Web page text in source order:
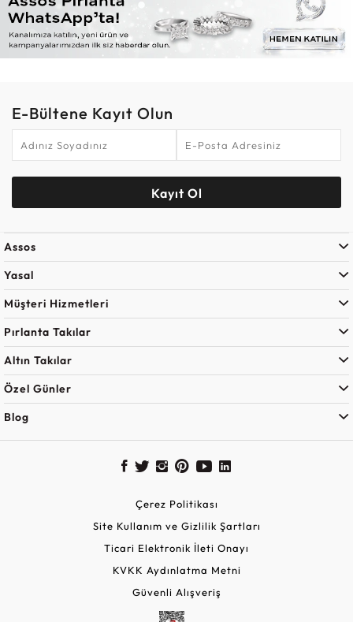
E-Bültene Kayıt Olun
Kayıt Ol
Assos
Yasal
Müşteri Hizmetleri
Pırlanta Takılar
Altın Takılar
Özel Günler
Blog
Çerez Politikası
Site Kullanım ve Gizlilik Şartları
Ticari Elektronik İleti Onayı
KVKK Aydınlatma Metni
Güvenli Alışveriş